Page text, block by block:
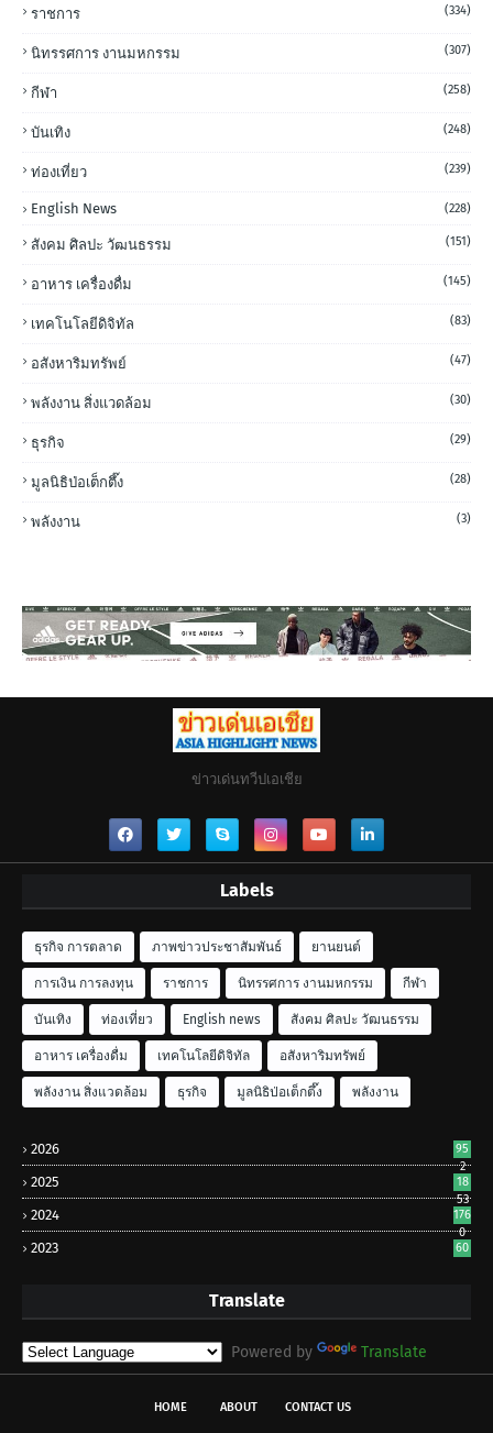
ราชการ (334)
นิทรรศการ งานมหกรรม (307)
กีฬา (258)
บันเทิง (248)
ท่องเที่ยว (239)
English News (228)
สังคม ศิลปะ วัฒนธรรม (151)
อาหาร เครื่องดื่ม (145)
เทคโนโลยีดิจิทัล (83)
อสังหาริมทรัพย์ (47)
พลังงาน สิ่งแวดล้อม (30)
ธุรกิจ (29)
มูลนิธิป่อเต็กตึ๊ง (28)
พลังงาน (3)
ข่าวเด่นทวีปเอเชีย
Labels
ธุรกิจ การตลาด ภาพข่าวประชาสัมพันธ์ ยานยนต์
การเงิน การลงทุน ราชการ นิทรรศการ งานมหกรรม กีฬา
บันเทิง ท่องเที่ยว English news สังคม ศิลปะ วัฒนธรรม
อาหาร เครื่องดื่ม เทคโนโลยีดิจิทัล อสังหาริมทรัพย์
พลังงาน สิ่งแวดล้อม ธุรกิจ มูลนิธิป่อเต็กตึ๊ง พลังงาน
2026
95
2
2025
18
53
2024
176
0
2023 60
Translate
Powered by Translate
HOME ABOUT CONTACT US